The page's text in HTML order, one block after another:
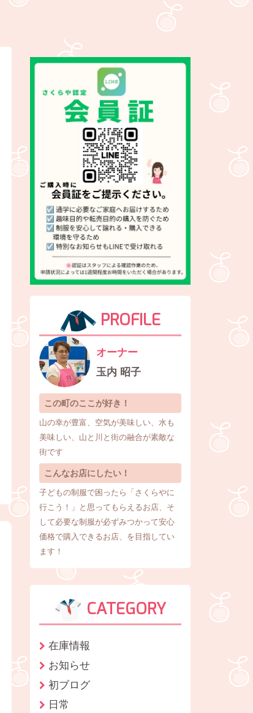
PROFILE
オーナー
玉内 昭子
この町のここが好き！
山の幸が豊富、空気が美味しい、水も
美味しい、山と川と街の融合が素敵な
街です
こんなお店にしたい！
子どもの制服で困ったら「さくらやに
行こう！」と思ってもらえるお店、そ
して必要な制服が必ずみつかって安心
価格で購入できるお店、を目指してい
ます！
CATEGORY
在庫情報
お知らせ
初ブログ
日常